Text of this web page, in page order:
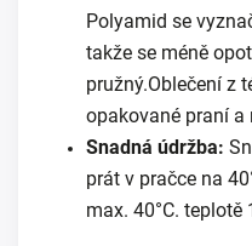
Polyamid se
takže se méně
pružný.Oblečení z
opakované praní a
Snadná údržba:
prát v pračce na
max. 40°C. teplotě